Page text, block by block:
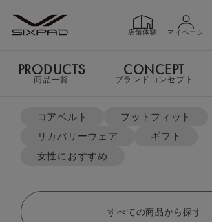
店舗体験 マイページ
PRODUCTS商品一覧
GIFT ギフト
よく検索されているキーワード
コアベルト
フットフィット
リカバリーウェア
ギフト
女性におすすめ
すべての商品から探す
PRODUCTS
商品一覧
CONCEPT
ブランドコンセプト